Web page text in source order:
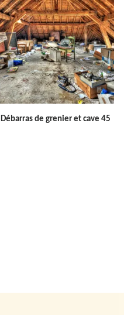
Débarras de grenier et cave 45